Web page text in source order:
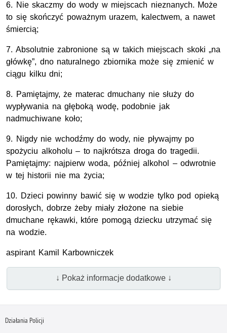
6. Nie skaczmy do wody w miejscach nieznanych. Może
to się skończyć poważnym urazem, kalectwem, a nawet
śmiercią;
7. Absolutnie zabronione są w takich miejscach skoki „na
główkę”, dno naturalnego zbiornika może się zmienić w
ciągu kilku dni;
8. Pamiętajmy, że materac dmuchany nie służy do
wypływania na głęboką wodę, podobnie jak
nadmuchiwane koło;
9. Nigdy nie wchodźmy do wody, nie pływajmy po
spożyciu alkoholu – to najkrótsza droga do tragedii.
Pamiętajmy: najpierw woda, później alkohol – odwrotnie
w tej historii nie ma życia;
10. Dzieci powinny bawić się w wodzie tylko pod opieką
dorosłych, dobrze żeby miały złożone na siebie
dmuchane rękawki, które pomogą dziecku utrzymać się
na wodzie.
aspirant Kamil Karbowniczek
↓ Pokaż informacje dodatkowe ↓
Działania Policji